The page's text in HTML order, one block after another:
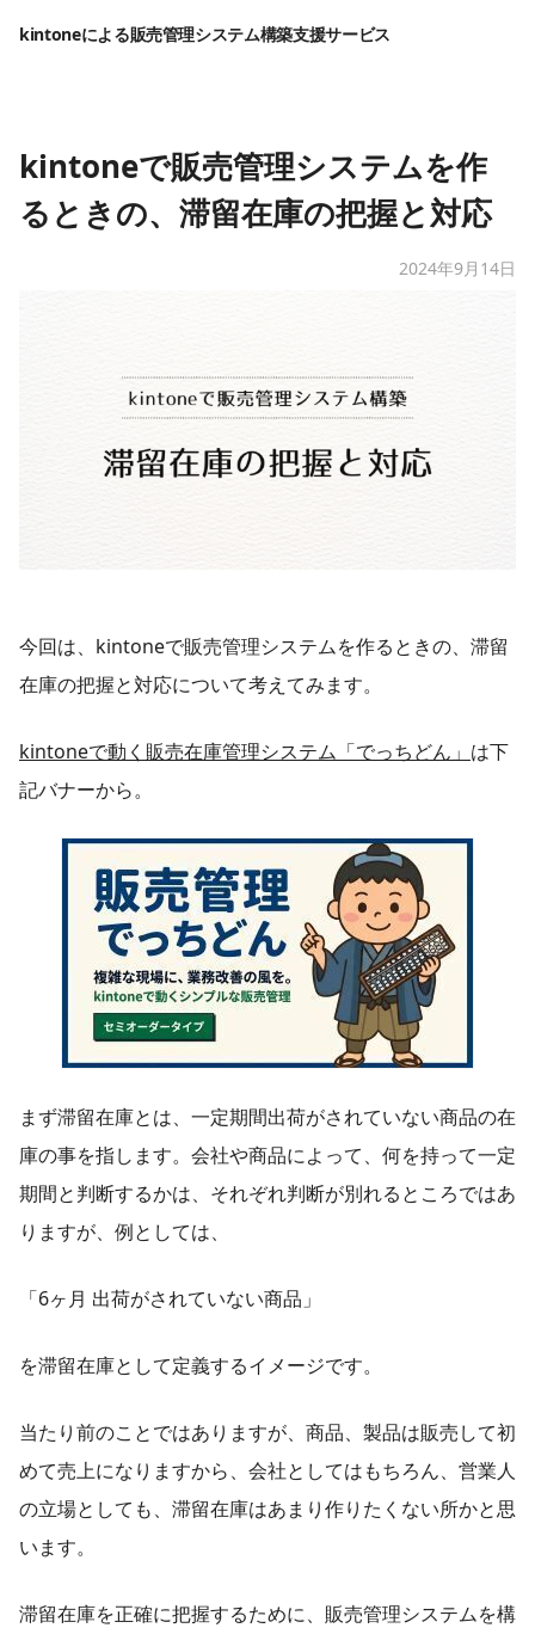
kintoneによる販売管理システム構築支援サービス
kintoneで販売管理システムを作
るときの、滞留在庫の把握と対応
2024年9月14日
今回は、kintoneで販売管理システムを作るときの、滞留
在庫の把握と対応について考えてみます。
kintoneで動く販売在庫管理システム「でっちどん」 は下
記バナーから。
まず滞留在庫とは、一定期間出荷がされていない商品の在
庫の事を指します。会社や商品によって、何を持って一定
期間と判断するかは、それぞれ判断が別れるところではあ
りますが、例としては、
「6ヶ月 出荷がされていない商品」
を滞留在庫として定義するイメージです。
当たり前のことではありますが、商品、製品は販売して初
めて売上になりますから、会社としてはもちろん、営業人
の立場としても、滞留在庫はあまり作りたくない所かと思
います。
滞留在庫を正確に把握するために、販売管理システムを構